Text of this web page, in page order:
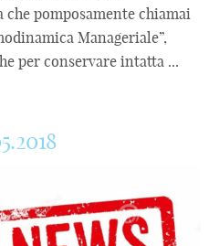
pomposamente chiamai
Manageriale”,
per conservare intatta ...